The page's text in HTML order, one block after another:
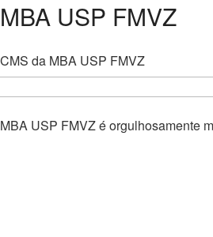
MBA USP FMVZ
CMS da MBA USP FMVZ
MBA USP FMVZ é orgulhosamente